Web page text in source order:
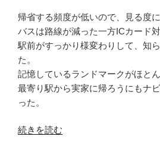
帰省する頻度が低いので、見る度
バスは路線が減った一方ICカード
駅前がすっかり様変わりして、知
た。
記憶しているランドマークがほと
最寄り駅から実家に帰ろうにもナ
った。
“な
続きを読む